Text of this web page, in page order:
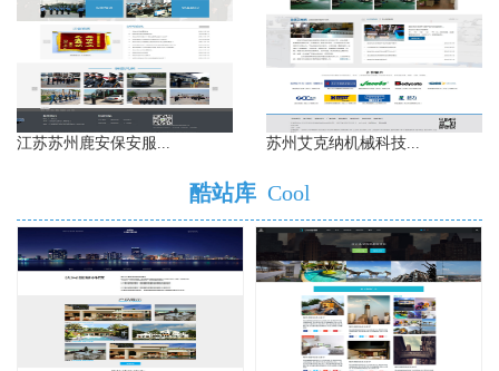
江苏苏州鹿安保安服... 苏州艾克纳机械科技...
酷站库 Cool